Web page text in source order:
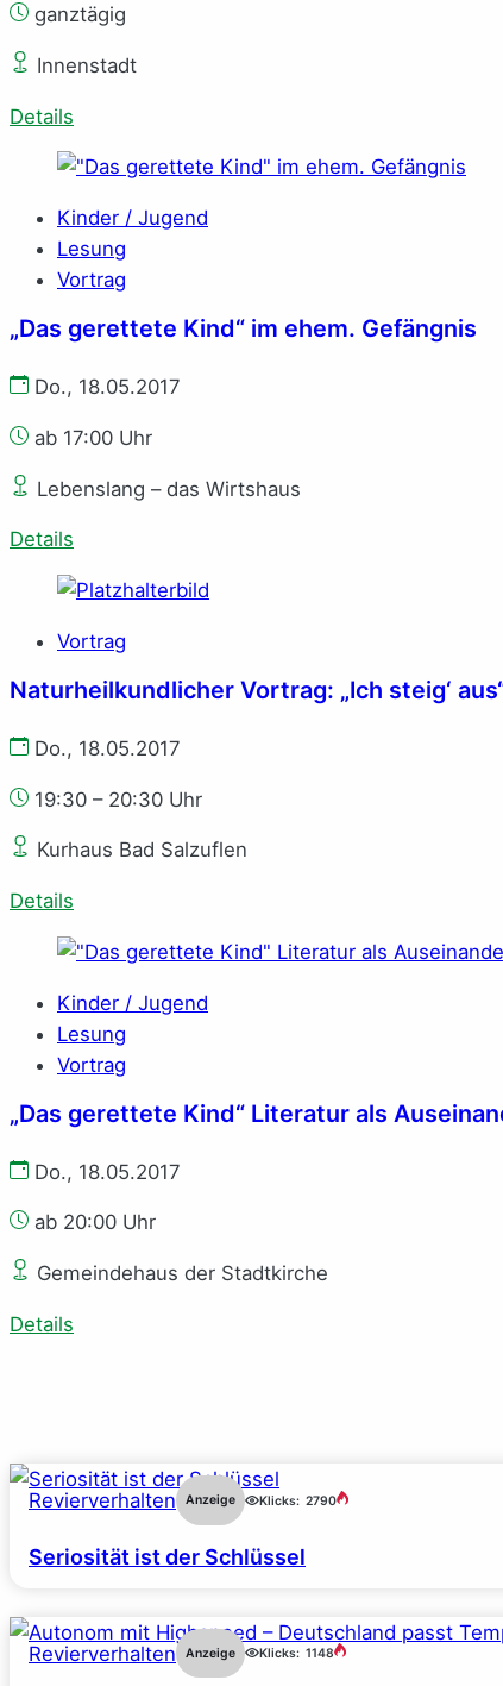
ganztägig
Innenstadt
Details
Kinder / Jugend
Lesung
Vortrag
„Das gerettete Kind“ im ehem. Gefängnis
Do., 18.05.2017
ab 17:00 Uhr
Lebenslang – das Wirtshaus
Details
Vortrag
Naturheilkundlicher Vortrag: „Ich steig‘
Do., 18.05.2017
19:30 – 20:30 Uhr
Kurhaus Bad Salzuflen
Details
Kinder / Jugend
Lesung
Vortrag
„Das gerettete Kind“ Literatur als
Do., 18.05.2017
ab 20:00 Uhr
Gemeindehaus der Stadtkirche
Details
Revierverhalten Anzeige Klicks: 2790
Seriosität ist der Schlüssel
Revierverhalten Anzeige Klicks: 1148